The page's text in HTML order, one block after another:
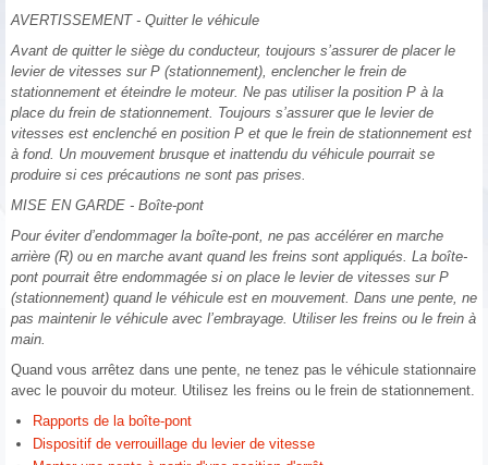
AVERTISSEMENT - Quitter le véhicule
Avant de quitter le siège du conducteur, toujours s’assurer de placer le
levier de vitesses sur P (stationnement), enclencher le frein de
stationnement et éteindre le moteur. Ne pas utiliser la position P à la
place du frein de stationnement. Toujours s’assurer que le levier de
vitesses est enclenché en position P et que le frein de stationnement est
à fond. Un mouvement brusque et inattendu du véhicule pourrait se
produire si ces précautions ne sont pas prises.
MISE EN GARDE - Boîte-pont
Pour éviter d’endommager la boîte-pont, ne pas accélérer en marche
arrière (R) ou en marche avant quand les freins sont appliqués. La boîte-
pont pourrait être endommagée si on place le levier de vitesses sur P
(stationnement) quand le véhicule est en mouvement. Dans une pente, ne
pas maintenir le véhicule avec l’embrayage. Utiliser les freins ou le frein à
main.
Quand vous arrêtez dans une pente, ne tenez pas le véhicule stationnaire
avec le pouvoir du moteur. Utilisez les freins ou le frein de stationnement.
Rapports de la boîte-pont
Dispositif de verrouillage du levier de vitesse